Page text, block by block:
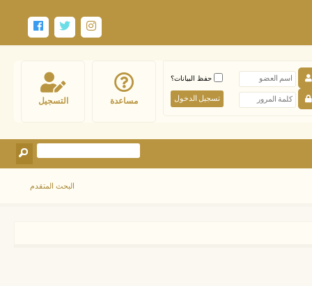
التسجيل مساعدة
حفظ البيانات؟
البحث المتقدم